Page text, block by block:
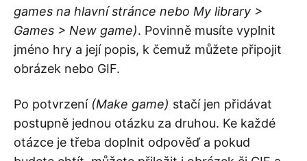
games na hlavní stránce nebo My library >
Games > New game). Povinně musíte vyplnit
jméno hry a její popis, k čemuž můžete připojit
obrázek nebo GIF.
Po potvrzení (Make game) stačí jen přidávat
postupně jednou otázku za druhou. Ke každé
otázce je třeba doplnit odpověď a pokud